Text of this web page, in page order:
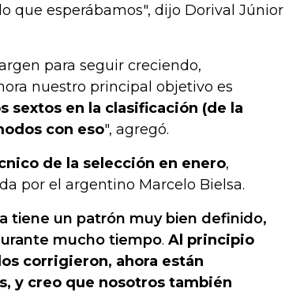
que esperábamos", dijo Dorival Júnior
para seguir creciendo,
nuestro principal objetivo es
sextos en la clasificación (de la
con eso", agregó.
de la selección en enero,
por el argentino Marcelo Bielsa.
tiene un patrón muy bien definido,
mucho tiempo. Al principio
corrigieron, ahora están
y creo que nosotros también